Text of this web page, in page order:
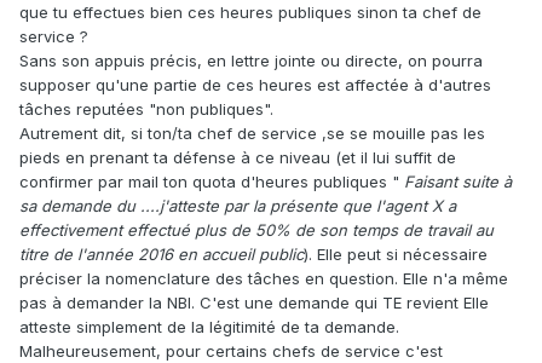
que tu effectues bien ces heures publiques sinon ta chef de
service ?
Sans son appuis précis, en lettre jointe ou directe, on pourra
supposer qu'une partie de ces heures est affectée à d'autres
tâches reputées "non publiques".
Autrement dit, si ton/ta chef de service ,se se mouille pas les
pieds en prenant ta défense à ce niveau (et il lui suffit de
confirmer par mail ton quota d'heures publiques " Faisant suite à
sa demande du ....j'atteste par la présente que l'agent X a
effectivement effectué plus de 50% de son temps de travail au
titre de l'année 2016 en accueil public). Elle peut si nécessaire
préciser la nomenclature des tâches en question. Elle n'a même
pas à demander la NBI. C'est une demande qui TE revient Elle
atteste simplement de la légitimité de ta demande.
Malheureusement, pour certains chefs de service c'est